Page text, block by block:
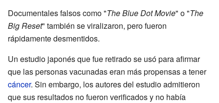
Documentales falsos como "The Blue Dot Movie" o "The
Big Reset" también se viralizaron, pero fueron
rápidamente desmentidos.
Un estudio japonés que fue retirado se usó para afirmar
que las personas vacunadas eran más propensas a tener
cáncer. Sin embargo, los autores del estudio admitieron
que sus resultados no fueron verificados y no había